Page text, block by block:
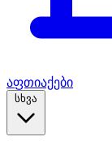
აფთიაქები
სხვა